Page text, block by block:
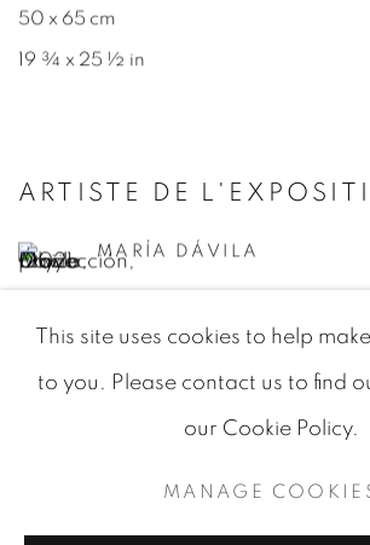
50 x 65 cm
19 ¾ x 25 ½ in
ARTISTE DE
MARÍA DÁVILA
© 2026 JEAN-MARIE OGER
This site uses cookies to help
to you. Please contact us to find
our Cookie Policy.
MANAGE